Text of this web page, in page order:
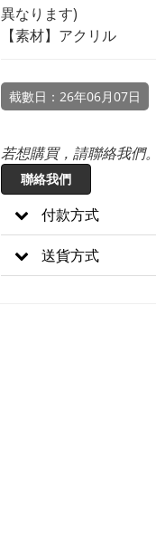
異なります)
【素材】アクリル
截數日：26年06月07日
若想購買，請聯絡我們。
聯絡我們
付款方式
送貨方式